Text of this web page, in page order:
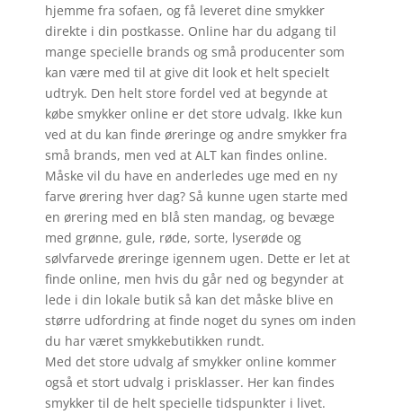
hjemme fra sofaen, og få leveret dine smykker
direkte i din postkasse. Online har du adgang til
mange specielle brands og små producenter som
kan være med til at give dit look et helt specielt
udtryk. Den helt store fordel ved at begynde at
købe smykker online er det store udvalg. Ikke kun
ved at du kan finde øreringe og andre smykker fra
små brands, men ved at ALT kan findes online.
Måske vil du have en anderledes uge med en ny
farve ørering hver dag? Så kunne ugen starte med
en ørering med en blå sten mandag, og bevæge
med grønne, gule, røde, sorte, lyserøde og
sølvfarvede øreringe igennem ugen. Dette er let at
finde online, men hvis du går ned og begynder at
lede i din lokale butik så kan det måske blive en
større udfordring at finde noget du synes om inden
du har været smykkebutikken rundt.
Med det store udvalg af smykker online kommer
også et stort udvalg i prisklasser. Her kan findes
smykker til de helt specielle tidspunkter i livet.